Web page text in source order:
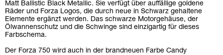
Matt Ballistic Black Metallic. Sie verfügt über auffällige goldene
Räder und Forza Logos, die durch neue in Schwarz gehaltene
Elemente ergänzt werden. Das schwarze Motorgehäuse, der
Ölwannenschutz und die Schwinge sind einzigartig für dieses
Farbschema.
Der Forza 750 wird auch in der brandneuen Farbe Candy